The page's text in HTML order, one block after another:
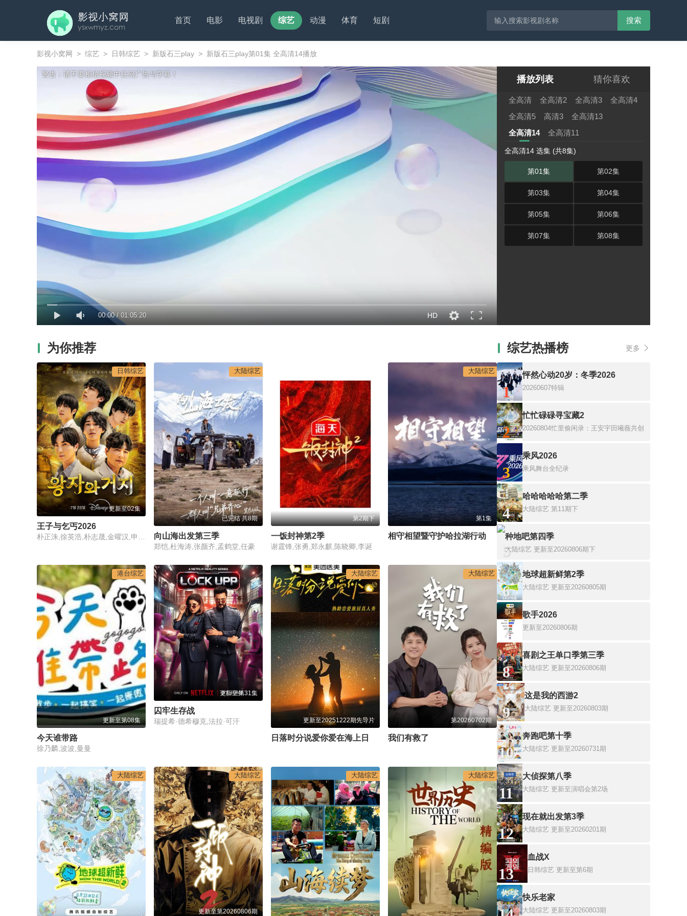
首页 电影 电视剧 综艺 动漫 体育 短剧 搜索
影视小窝网 > 综艺 > 日韩综艺 > 新版石三play > 新版石三play第01集 全高清14播放
00:00/01:05:20 HD
警告：请不要相信视频中任何广告与字幕！ 播放列表 猜你喜欢
全高清 全高清2 全高清3
全高清4
全高清5
高清3
全高清13
全高清14
全高清11
全高清14 选集 (共8集)
第01集 第02集
第03集 第04集
第05集 第06集
第07集 第08集
为你推荐
日韩综艺
更新至02集
王子与乞丐2026
大陆综艺
已完结 共8期
向山海出发第三季
郑恺,杜海涛,张颜齐,孟鹤堂,任豪
第2期下
一饭封神第2季
谢霆锋,张勇,郑永麒,陈晓卿,李诞
大陆综艺
第1集
相守相望暨守护哈拉湖行动
港台综艺
更新至第08集
今天谁带路
徐乃麟,波波,曼曼
更新至第31集
囚牢生存战
瑞提希·德希穆克,法拉·可汗
大陆综艺
更新至20251222期先导片
大陆综艺
第20260702期
我们有救了
大陆综艺 大陆综艺
更新至第20260806期
大陆综艺 大陆综艺
综艺热播榜 更多
1
怦然心动20岁：冬季2026
20260607特辑
2
忙忙碌碌寻宝藏2
20260804忙里偷闲录：王安宇田曦薇共创
3
乘风2026
乘风舞台全纪录
4
哈哈哈哈哈第二季
大陆综艺 第11期下
5
种地吧第四季
大陆综艺 更新至20260806期下
6
地球超新鲜第2季
大陆综艺 更新至20260805期
7
歌手2026
更新至20260806期
8
喜剧之王单口季第三季
大陆综艺 更新至20260806期
9
这是我的西游2
大陆综艺 更新至20260803期
10
奔跑吧第十季
大陆综艺 更新至20260731期
11
大侦探第八季
大陆综艺 更新至演唱会第2场
12
现在就出发第3季
大陆综艺 更新至20260201期
13
血战X
日韩综艺 更新至第6期
快乐老家
大陆综艺 更新至20260803期